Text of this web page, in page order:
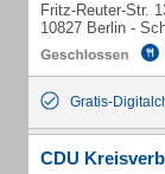
Fritz-Reuter-Str.
10827 Berlin -
Gratis-
CDU